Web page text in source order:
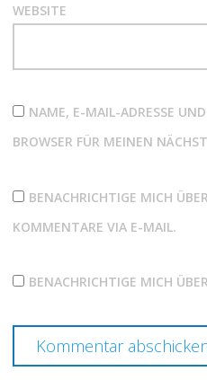
WEBSITE
NAME, E-MAIL-ADRESSE
BROWSER FÜR MEINEN
BENACHRICHTIGE MICH
KOMMENTARE VIA E-MAIL.
BENACHRICHTIGE MICH